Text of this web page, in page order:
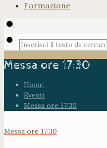
Formazione
Messa ore 17:30
Home
Eventi
Messa ore 17:30
Messa ore 17:30